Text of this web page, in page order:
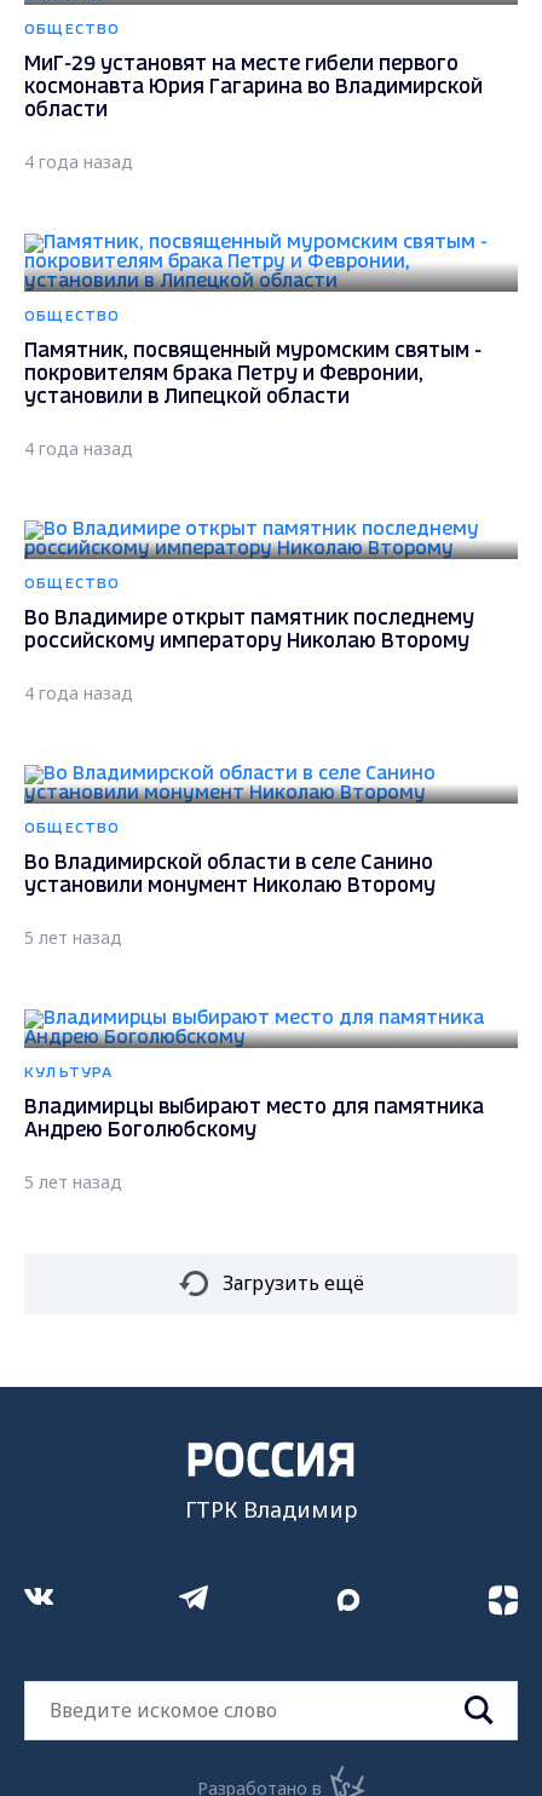
ОБЩЕСТВО
МиГ-29 установят на месте гибели первого
космонавта Юрия Гагарина во Владимирской
области
4 года назад
ОБЩЕСТВО
Памятник, посвященный муромским святым -
покровителям брака Петру и Февронии,
установили в Липецкой области
4 года назад
ОБЩЕСТВО
Во Владимире открыт памятник последнему
российскому императору Николаю Второму
4 года назад
ОБЩЕСТВО
Во Владимирской области в селе Санино
установили монумент Николаю Второму
5 лет назад
КУЛЬТУРА
Владимирцы выбирают место для памятника
Андрею Боголюбскому
5 лет назад
Загрузить ещё
ГТРК Владимир
Разработано в